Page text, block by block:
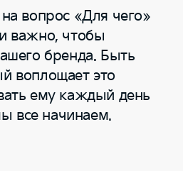
вопрос «Для чего»
важно, чтобы
бренда. Быть
воплощает это
ему каждый день
все начинаем.